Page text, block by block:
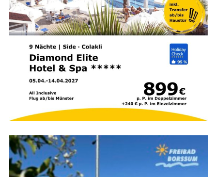
Sprach­an­ge­bot:Wer­den die Akti­vi­tä­ten im Kids-
Club auch auf Deutsch oder mehr­spra­chig
angeboten?
Strand­si­cher­heit:
sind aus­ge­bil­de­te Ret­tungs­schwim­mer vor Ort?
Medi­zi­ni­sche Ver­sor­gung:Wie schnell ist im Not­
fall der nächs­te Arzt oder ein Kran­ken­haus
erreichbar?
Zim­mer­aus­stat­tung:
Bie­tet das Hotel geräu­mi­ge
Fami­li­en­zim­mer mit Baby­aus­stat­tung (Git­ter­bett,